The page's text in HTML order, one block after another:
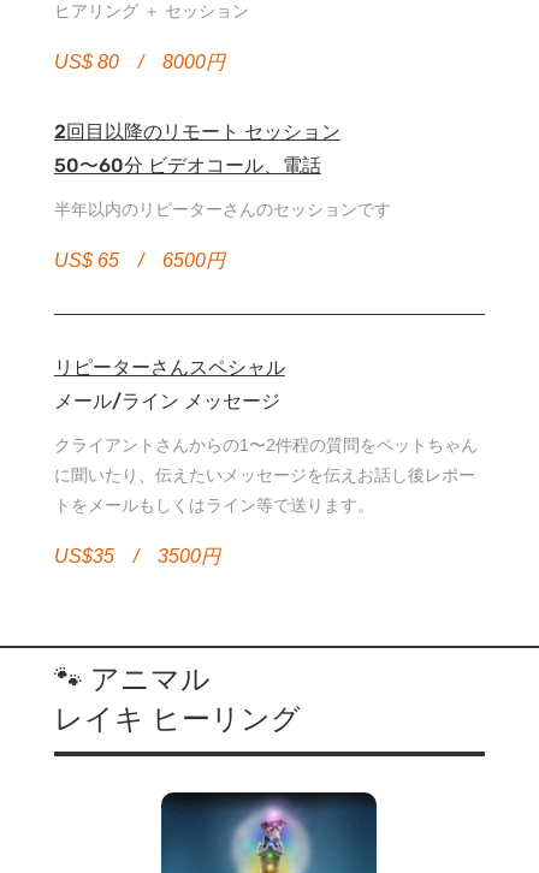
ヒアリング ＋ セッション
US$ 80 / 8000円
2回目以降のリモート セッション
50〜60分 ビデオコール、電話
半年以内のリピーターさんのセッションです
US$ 65 / 6500円
リピーターさんスペシャル
メール/ライン メッセージ
クライアントさんからの1〜2件程の質問をペットちゃん
に聞いたり、伝えたいメッセージを伝えお話し後レポー
トをメールもしくはライン等で送ります。
US$35 / 3500円
🐾 アニマル
レイキ ヒーリング